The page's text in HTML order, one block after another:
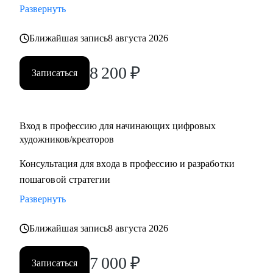
для правительства Дубая
С чем могу помочь:
• побороть страхи неизвестности и мнимой сложности
творческой работы
• создать ступенчатую программу развития тебя, как
художника
• дать советы по прохождению собеседований и провести
• провести ревью тестовых заданий, дать рекомендации
• познакомить с AI инструментами и вместе внедрить их в
твой рабочий процесс
• обучить с нуля работать в 3D, 3D-сканированием, AR,
Развернуть
Ближайшая запись8 августа 2026
Записаться 8 200 ₽
Вход в профессию для начинающих цифровых
художников/креаторов
Консультация для входа в профессию и разработки
пошаговой стратегии
Развернуть
Ближайшая запись8 августа 2026
Записаться 7 000 ₽